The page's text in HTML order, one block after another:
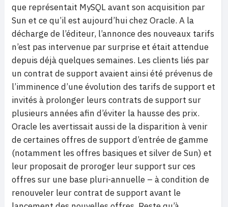
que représentait MySQL avant son acquisition par
Sun et ce qu’il est aujourd’hui chez Oracle. A la
décharge de l’éditeur, l’annonce des nouveaux tarifs
n’est pas intervenue par surprise et était attendue
depuis déjà quelques semaines. Les clients liés par
un contrat de support avaient ainsi été prévenus de
l’imminence d’une évolution des tarifs de support et
invités à prolonger leurs contrats de support sur
plusieurs années afin d’éviter la hausse des prix.
Oracle les avertissait aussi de la disparition à venir
de certaines offres de support d’entrée de gamme
(notamment les offres basiques et silver de Sun) et
leur proposait de proroger leur support sur ces
offres sur une base pluri-annuelle – à condition de
renouveler leur contrat de support avant le